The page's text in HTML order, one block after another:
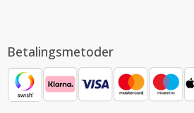
Betalingsmetoder